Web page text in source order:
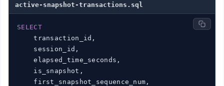
active-snapshot-transactions.sql
SELECT
    transaction_id,
    session_id,
    elapsed_time_seconds,
    is_snapshot,
    first_snapshot_sequence_num,